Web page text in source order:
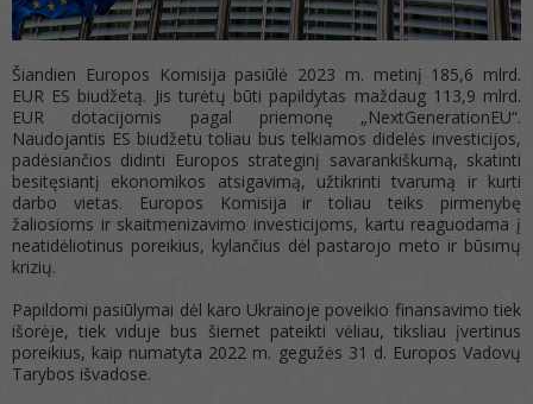
Šiandien Europos Komisija pasiūlė 2023 m. metinį 185,6 mlrd.
EUR ES biudžetą. Jis turėtų būti papildytas maždaug 113,9 mlrd.
EUR dotacijomis pagal priemonę „NextGenerationEU“.
Naudojantis ES biudžetu toliau bus telkiamos didelės investicijos,
padėsiančios didinti Europos strateginį savarankiškumą, skatinti
besitęsiantį ekonomikos atsigavimą, užtikrinti tvarumą ir kurti
darbo vietas. Europos Komisija ir toliau teiks pirmenybę
žaliosioms ir skaitmenizavimo investicijoms, kartu reaguodama į
neatidėliotinus poreikius, kylančius dėl pastarojo meto ir būsimų
krizių.
Papildomi pasiūlymai dėl karo Ukrainoje poveikio finansavimo tiek
išorėje, tiek viduje bus šiemet pateikti vėliau, tiksliau įvertinus
poreikius, kaip numatyta 2022 m. gegužės 31 d. Europos Vadovų
Tarybos išvadose.